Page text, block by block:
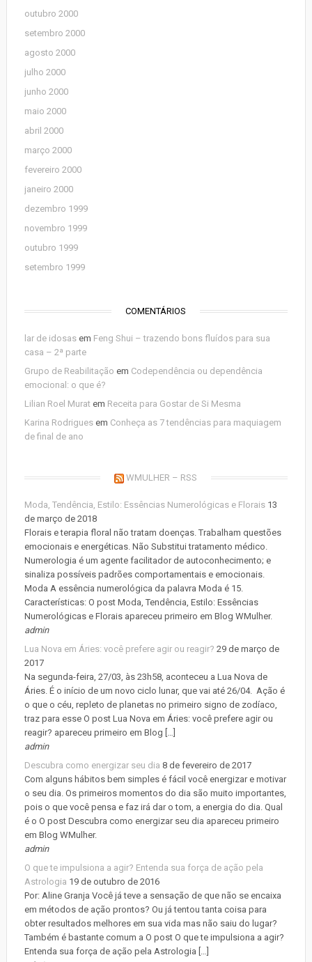
outubro 2000
setembro 2000
agosto 2000
julho 2000
junho 2000
maio 2000
abril 2000
março 2000
fevereiro 2000
janeiro 2000
dezembro 1999
novembro 1999
outubro 1999
setembro 1999
COMENTÁRIOS
lar de idosasem Feng Shui – trazendo bons fluídos para sua
casa – 2ª parte
Grupo de Reabilitação em Codependência ou dependência
emocional: o que é?
Lilian Roel Muratem Receita para Gostar de Si Mesma
Karina Rodriguesem Conheça as 7 tendências para maquiagem
de final de ano
WMULHER – RSS
Moda, Tendência, Estilo: Essências Numerológicas e Florais 13
de março de 2018
Florais e terapia floral não tratam doenças. Trabalham questões
emocionais e energéticas. Não Substitui tratamento médico.
Numerologia é um agente facilitador de autoconhecimento; e
sinaliza possíveis padrões comportamentais e emocionais.
Moda A essência numerológica da palavra Moda é 15.
Características: O post Moda, Tendência, Estilo: Essências
Numerológicas e Florais apareceu primeiro em Blog WMulher.
admin
Lua Nova em Áries: você prefere agir ou reagir? 29 de março de
2017
Na segunda-feira, 27/03, às 23h58, aconteceu a Lua Nova de
Áries. É o início de um novo ciclo lunar, que vai até 26/04. Ação é
o que o céu, repleto de planetas no primeiro signo de zodíaco,
traz para esse O post Lua Nova em Áries: você prefere agir ou
reagir? apareceu primeiro em Blog […]
admin
Descubra como energizar seu dia 8 de fevereiro de 2017
Com alguns hábitos bem simples é fácil você energizar e motivar
o seu dia. Os primeiros momentos do dia são muito importantes,
pois o que você pensa e faz irá dar o tom, a energia do dia. Qual
é o O post Descubra como energizar seu dia apareceu primeiro
em Blog WMulher.
admin
O que te impulsiona a agir? Entenda sua força de ação pela
Astrologia 19 de outubro de 2016
Por: Aline Granja Você já teve a sensação de que não se encaixa
em métodos de ação prontos? Ou já tentou tanta coisa para
obter resultados melhores em sua vida mas não saiu do lugar?
Também é bastante comum a O post O que te impulsiona a agir?
Entenda sua força de ação pela Astrologia […]